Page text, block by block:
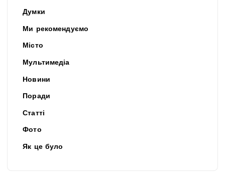
Думки
Ми рекомендуємо
Місто
Мультимедіа
Новини
Поради
Статті
Фото
Як це було